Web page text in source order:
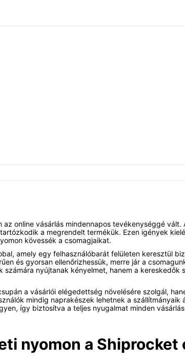
az online vásárlás mindennapos tevékenységgé
a megrendelt termékük. Ezen igények
kövessék a csomagjaikat.
amely egy felhasználóbarát felületen keresztül
és gyorsan ellenőrizhessük, merre jár a
számára nyújtanak kényelmet, hanem a
a vásárlói elégedettség növelésére szolgál,
mindig naprakészek lehetnek a
így biztosítva a teljes nyugalmat minden
nyomon a Shiprocket